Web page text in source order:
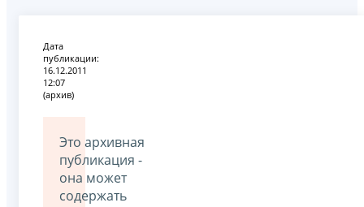
Дата
публикации:
16.12.2011
12:07
(архив)
Это архивная
публикация -
она может
содержать